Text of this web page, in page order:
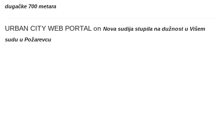
dugačke 700 metara
URBAN CITY WEB PORTAL on Nova sudija stupila na dužnost u Višem
sudu u Požarevcu